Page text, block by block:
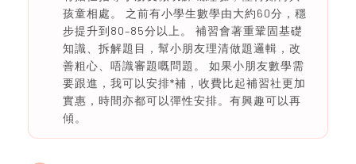
孩童相處。 之前有小學生數學由大約60分，穩
步提升到80–85分以上。 補習會著重鞏固基礎
知識、拆解題目，幫小朋友理清做題邏輯，改
善粗心、唔識審題嘅問題。 如果小朋友數學需
要跟進，我可以安排*補，收費比起補習社更加
實惠，時間亦都可以彈性安排。有興趣可以再
傾。